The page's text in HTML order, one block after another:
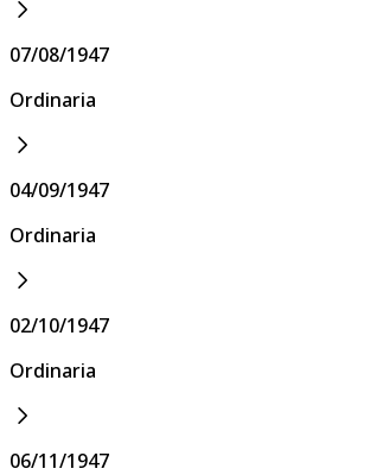
07/08/1947
Ordinaria
04/09/1947
Ordinaria
02/10/1947
Ordinaria
06/11/1947